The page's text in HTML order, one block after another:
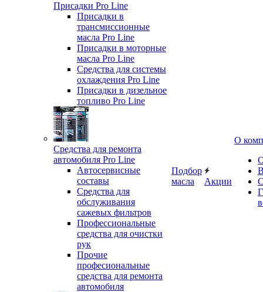
Присадки Pro Line
Присадки в
трансмиссионные
масла Pro Line
Присадки в моторные
масла Pro Line
Средства для системы
охлаждения Pro Line
Присадки в дизельное
топливо Pro Line
Средства для ремонта
автомобиля Pro Line
Автосервисные
составы
Средства для
обслуживания
сажевых фильтров
Профессиональные
средства для очистки
рук
Прочие
професиональные
средства для ремонта
автомобиля
Подбор
масла
Акции
О